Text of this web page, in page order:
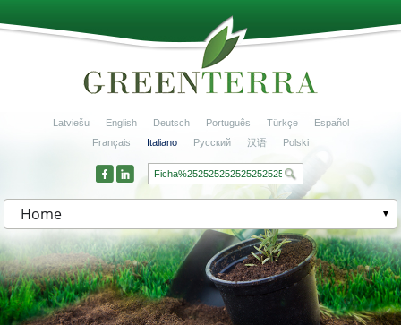
Latviešu English Deutsch Português Türkçe
Español
Français
Italiano Русский 汉语 Polski
Home